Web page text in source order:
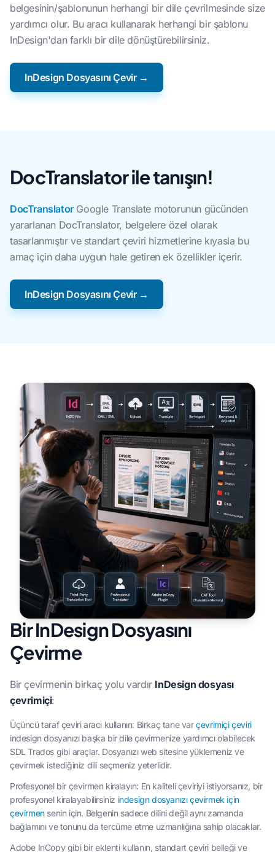
belgesinin/şablonunun herhangi bir dile çevrilmesinde size
yardımcı olur. Bu aracı kullanarak herhangi bir şablonu
InDesign'dan farklı bir dile dönüştürebilirsiniz.
InDesign Dosyasını Çevir →
DocTranslator ile tanışın!
DocTranslatorGoogle Translate motorunun gücünden
yararlanan DocTranslator, belgelere özel olarak
tasarlanmıştır ve standart çeviri hizmetlerine kıyasla bu
amaç için daha uygun hale getiren ek özellikler içerir.
InDesign Dosyasını Çevir →
Bir InDesign Dosyasını
Çevirme
Bir çevirmenin birkaç yolu vardır InDesign dosyası
çevrimiçi:
Üçüncü taraf çeviri aracı kullanın: Birkaç tane varçevrimiçi çeviri
indesign dosyanızı başka bir dile çevirmenize yardımcı olabilecek
SDL Trados gibi araçlar. Dosyanızı web sitesine yüklemeniz ve
çevirmek istediğiniz dili seçmeniz yeterlidir.
Profesyonel bir çevirmen kiralayın: En kaliteli çeviriyi istiyorsanız, bir
profesyonel kiralayabilirsiniz indesign dosyanızı çevirmek için
çevirmensenin için. Belgenin sadece dilini değil aynı zamanda
bağlamını ve tonunu da tercüme etme uzmanlığına sahip olacaklar.
Adobe InCopy gibi bir eklenti kullanın, standart çeviri belleği ve